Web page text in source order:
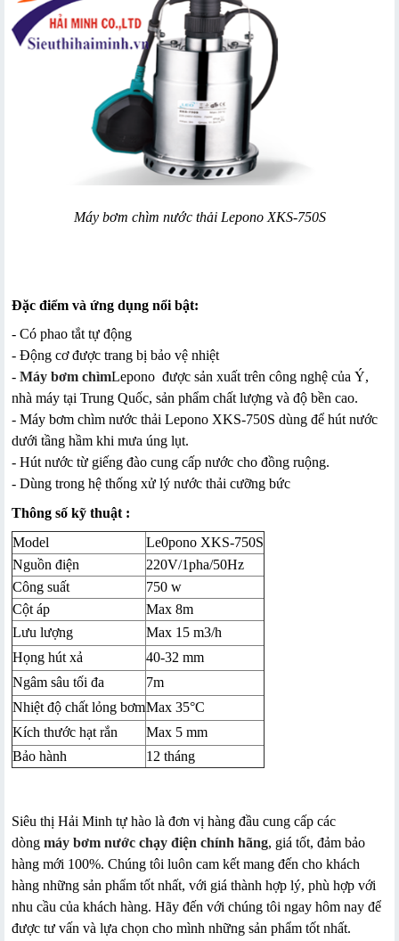
Máy bơm chìm nước thải Lepono XKS-750S
Đặc điểm và ứng dụng nổi bật:
- Có phao tắt tự động
- Động cơ được trang bị bảo vệ nhiệt
- Máy bơm chìmLepono được sản xuất trên công nghệ của Ý,
nhà máy tại Trung Quốc, sản phẩm chất lượng và độ bền cao.
- Máy bơm chìm nước thải Lepono XKS-750S dùng để hút nước
dưới tầng hầm khi mưa úng lụt.
- Hút nước từ giếng đào cung cấp nước cho đồng ruộng.
- Dùng trong hệ thống xử lý nước thải cưỡng bức
Thông số kỹ thuật :
Model
Le0pono XKS-750S
Nguồn điện
220V/1pha/50Hz
Công suất
750 w
Cột áp
Max 8m
Lưu lượng
Max 15 m3/h
Họng hút xả
40-32 mm
Ngâm sâu tối đa
7m
Nhiệt độ chất lỏng bơmMax 35°C
Kích thước hạt rắn
Max 5 mm
Bảo hành
12 tháng
Siêu thị Hải Minh tự hào là đơn vị hàng đầu cung cấp các
dòng máy bơm nước chạy điện chính hãng, giá tốt, đảm bảo
hàng mới 100%. Chúng tôi luôn cam kết mang đến cho khách
hàng những sản phẩm tốt nhất, với giá thành hợp lý, phù hợp với
nhu cầu của khách hàng. Hãy đến với chúng tôi ngay hôm nay để
được tư vấn và lựa chọn cho mình những sản phẩm tốt nhất.